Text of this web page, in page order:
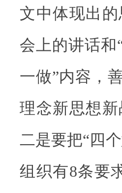
文中体现出
会上的讲话和
一做”内容，
理念新思想
二是要把“四
组织有8条要